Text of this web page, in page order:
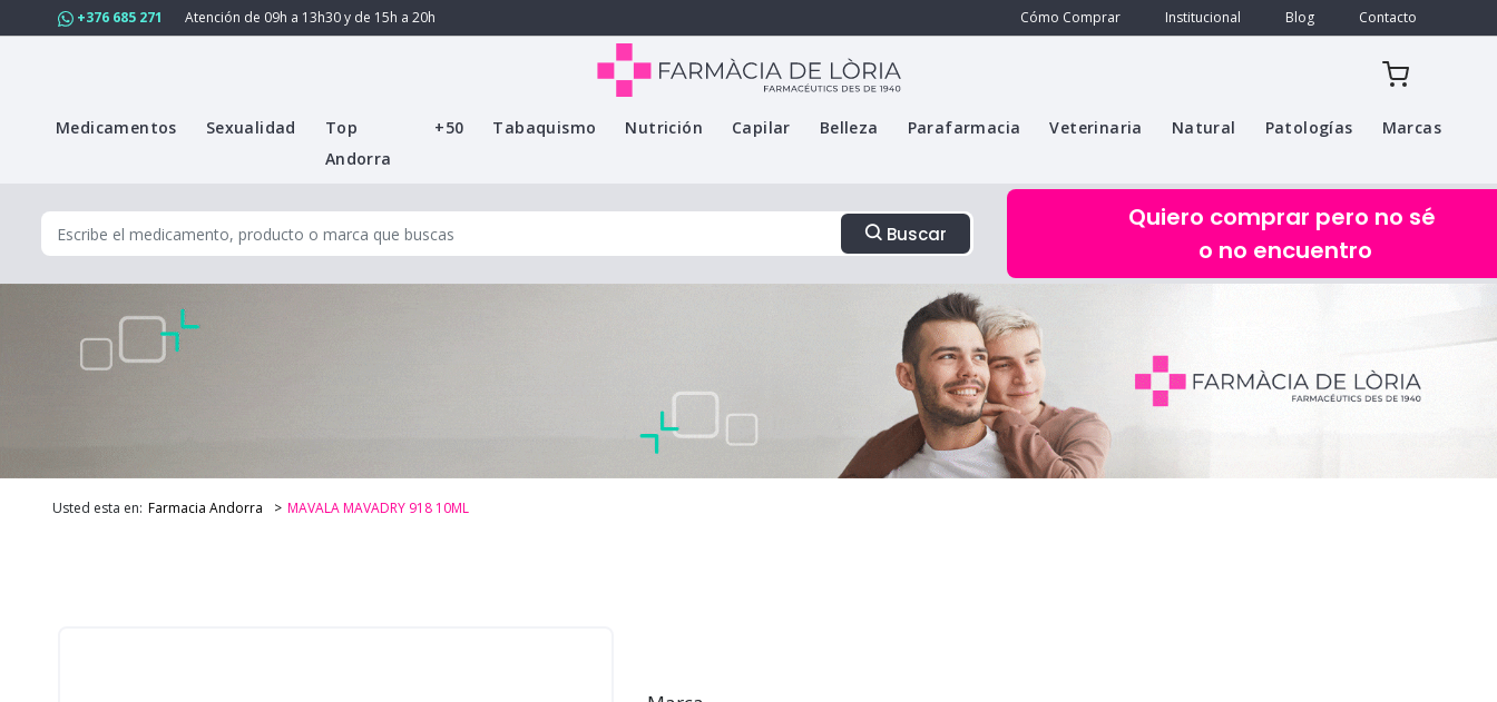
+376 685 271 Atención de 09h a 13h30 y de 15h a 20h Cómo Comprar Institucional Blog Contacto
Medicamentos Sexualidad
Top
Andorra
+50 Tabaquismo Nutrición Capilar Belleza Parafarmacia Veterinaria Natural Patologías Marcas
Buscar
Quiero comprar pero no sé
o no encuentro
Usted esta en: Farmacia Andorra MAVALA MAVADRY 918 10ML